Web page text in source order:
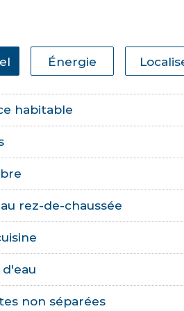
Énergie
habitable
rez-de-chaussée
d'eau
non séparées